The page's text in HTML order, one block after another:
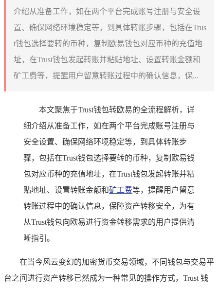
介绍从准备工作，如在两个平台完成账号注册与安全设
置、确保网络环境稳定等，到具体转账步骤，包括在Trus
t钱包选择要转的币种，复制欧易钱包对应币种的充值地
址，在Trust钱包发起转账并粘贴地址、设置转账金额和
矿工费等，提醒用户留意转账过程中的确认信息，保...
本文聚焦于Trust钱包转欧易的全流程解析，详
细介绍从准备工作，如在两个平台完成账号注册与
安全设置、确保网络环境稳定等，到具体转账步
骤，包括在Trust钱包选择要转的币种，复制欧易钱
包对应币种的充值地址，在Trust钱包发起转账并粘
贴地址、设置转账金额和矿工费等，提醒用户留意
转账过程中的确认信息，保障资产转移安全，为有
从Trust钱包向欧易进行资金转移需求的用户提供清
晰指引。
在当今风云变幻的加密货币交易领域，不同钱包与交易平
台之间进行资产转移已然成为一种常见的操作方式，Trust 钱